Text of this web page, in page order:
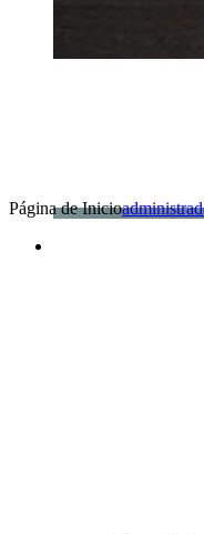
Página de Inicio